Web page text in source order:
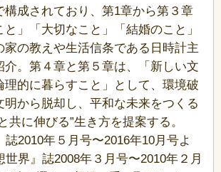
構成されており、第1章から第３章
」「大切なこと」「結婚のこと」
家の教えや生活信条である日時計主
介。第４章と第５章は、「新しい文
理的に暮らすこと」として、環境破
明から脱却し、平和な未来をつくる
共に伸びる”生き方を提案する。
誌2010年５月号〜2016年10月号よ
世界』誌2008年３月号〜2010年２月